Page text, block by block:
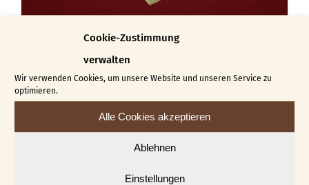
Cookie-Zustimmung
verwalten
Wir verwenden Cookies, um unsere Website und unseren Service zu
optimieren.
Alle Cookies akzeptieren
Ablehnen
Einstellungen
Schatullen & Dosen(29)